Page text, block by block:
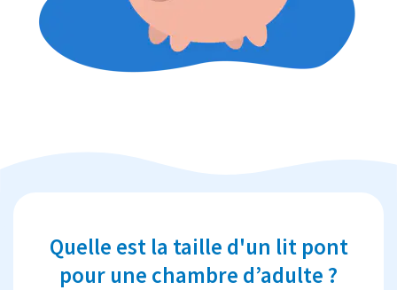
Quelle est la taille d'un lit pont
pour une chambre d’adulte ?